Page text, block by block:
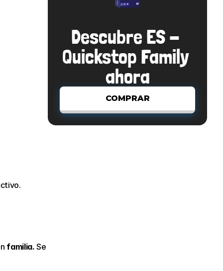
familia. Se
Descubre ES -
Quickstop Family
ahora
COMPRAR